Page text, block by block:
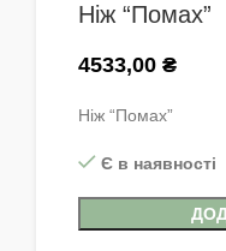
Ніж “Помах”
4533,00 ₴
Ніж “Помах”
Є в наявності